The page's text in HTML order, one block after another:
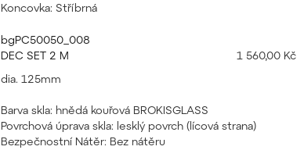
Koncovka: Stříbrná
bgPC50050_008
DEC SET 2 M
1 560,00 Kč
dia. 125mm
Barva skla: hnědá kouřová BROKISGLASS
Povrchová úprava skla: lesklý povrch (lícová strana)
Bezpečnostní Nátěr: Bez nátěru